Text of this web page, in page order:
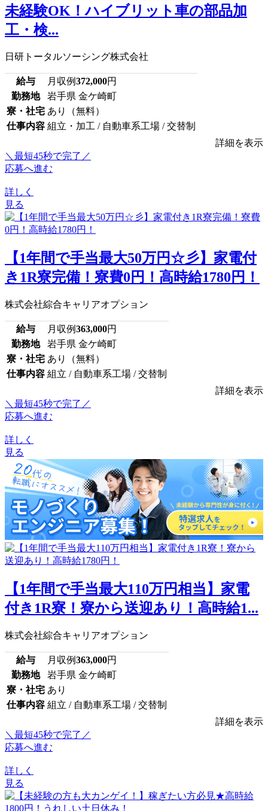
未経験OK！ハイブリット車の部品加
工・検...
日研トータルソーシング株式会社
給与 月収例372,000円
勤務地
岩手県 金ケ崎町
寮・社宅 あり（無料）
仕事内容 組立・加工 / 自動車系工場 / 交替制
詳細を表示
＼最短45秒で完了／
応募へ進む
詳しく
見る
【1年間で手当最大50万円☆彡】家電付
き1R寮完備！寮費0円！高時給1780円！
株式会社綜合キャリアオプション
給与 月収例363,000円
勤務地
岩手県 金ケ崎町
寮・社宅 あり（無料）
仕事内容 組立 / 自動車系工場 / 交替制
詳細を表示
＼最短45秒で完了／
応募へ進む
詳しく
見る
【1年間で手当最大110万円相当】家電
付き1R寮！寮から送迎あり！高時給1...
株式会社綜合キャリアオプション
給与 月収例363,000円
勤務地
岩手県 金ケ崎町
寮・社宅 あり
仕事内容 組立 / 自動車系工場 / 交替制
詳細を表示
＼最短45秒で完了／
応募へ進む
詳しく
見る